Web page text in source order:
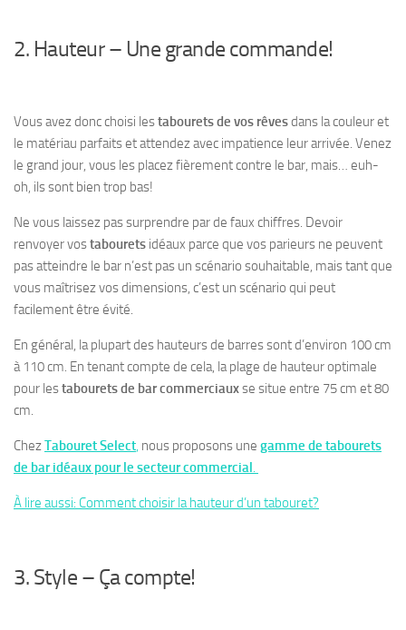
2. Hauteur – Une grande commande!
Vous avez donc choisi lestabourets de vos rêvesdans la couleur et
le matériau parfaits et attendez avec impatience leur arrivée. Venez
le grand jour, vous les placez fièrement contre le bar, mais… euh-
oh, ils sont bien trop bas!
Ne vous laissez pas surprendre par de faux chiffres. Devoir
renvoyer vostabourets idéaux parce que vos parieurs ne peuvent
pas atteindre le bar n’est pas un scénario souhaitable, mais tant que
vous maîtrisez vos dimensions, c’est un scénario qui peut
facilement être évité.
En général, la plupart des hauteurs de barres sont d’environ 100 cm
à 110 cm. En tenant compte de cela, la plage de hauteur optimale
pour lestabourets de bar commerciauxse situe entre 75 cm et 80
cm.
ChezTabouret Select, nous proposons une gamme de tabourets
de bar idéaux pour le secteur commercial.
À lire aussi: Comment choisir la hauteur d’un tabouret?
3. Style – Ça compte!